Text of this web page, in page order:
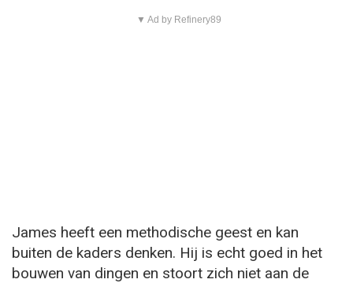
▼ Ad by Refinery89
James heeft een methodische geest en kan
buiten de kaders denken. Hij is echt goed in het
bouwen van dingen en stoort zich niet aan de